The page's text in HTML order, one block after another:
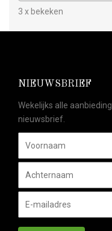
3 x bekeken
NIEUWSBRIEF
Wekelijks alle
nieuwsbrief.